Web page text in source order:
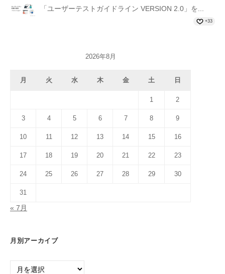
「ユーザーテストガイドライン VERSION 2.0」を...
+33
2026年8月
月 火 水 木 金 土 日
1 2
3 4 5 6 7 8 9
10 11 12 13 14 15 16
17 18 19 20 21 22 23
24 25 26 27 28 29 30
31
« 7月
月別アーカイブ
月